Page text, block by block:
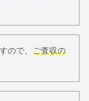
ので、 ご査収の